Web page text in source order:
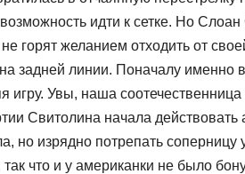
идти к сетке. Но Слоан
горят желанием отходить от
на задней линии. Поначалу именно
игру. Увы, наша
Свитолина начала
но изрядно потрепать
что и у американки не было